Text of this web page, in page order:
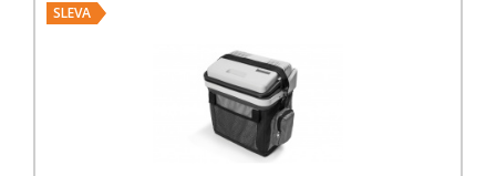
SLEVA